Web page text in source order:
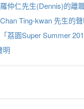
仲仁先生(Dennis)的離
Ting-kwan 先生的
荔園Super Summer
明